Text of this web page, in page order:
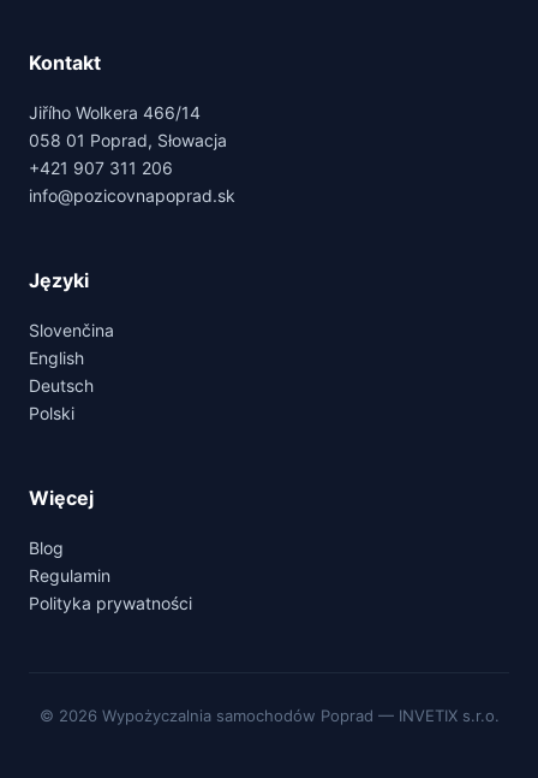
Kontakt
Jiřího Wolkera 466/14
058 01 Poprad, Słowacja
+421 907 311 206
info@pozicovnapoprad.sk
Języki
Slovenčina
English
Deutsch
Polski
Więcej
Blog
Regulamin
Polityka prywatności
© 2026 Wypożyczalnia samochodów Poprad — INVETIX s.r.o.